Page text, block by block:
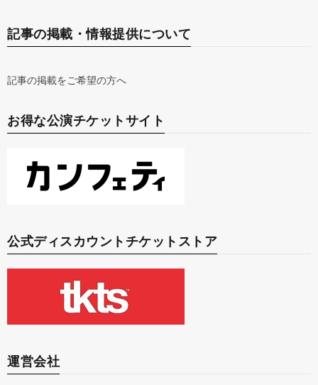
記事の掲載・情報提供について
記事の掲載をご希望の方へ
お得な公演チケットサイト
公式ディスカウントチケットストア
運営会社